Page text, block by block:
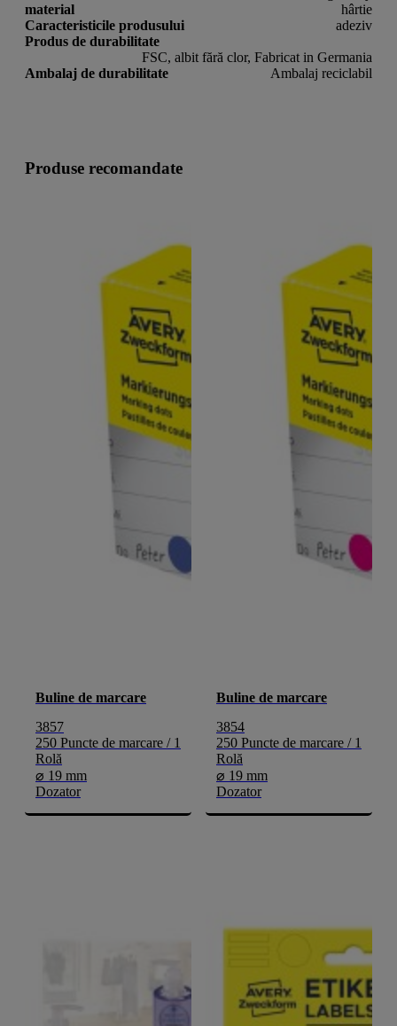
material
hârtie
Caracteristicile produsului
adeziv
Produs de durabilitate
FSC, albit fără clor, Fabricat in Germania
Ambalaj de durabilitate
Ambalaj reciclabil
Produse recomandate
Buline de marcare
3857
250 Puncte de marcare / 1
Rolă
⌀ 19 mm
Dozator
Buline de marcare
3854
250 Puncte de marcare / 1
Rolă
⌀ 19 mm
Dozator